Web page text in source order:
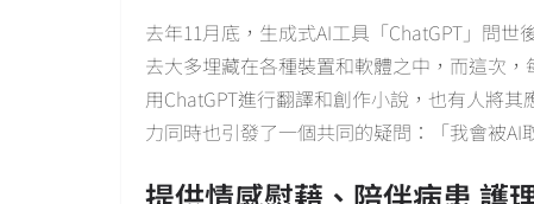
去年11月底，生成式AI工具「ChatGPT」問
去大多埋藏在各種裝置和軟體之中，而這次
用ChatGPT進行翻譯和創作小說，也有人將
力同時也引發了一個共同的疑問：「我會被AI